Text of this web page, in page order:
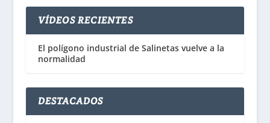
VÍDEOS RECIENTES
El polígono industrial de Salinetas vuelve a la
normalidad
DESTACADOS